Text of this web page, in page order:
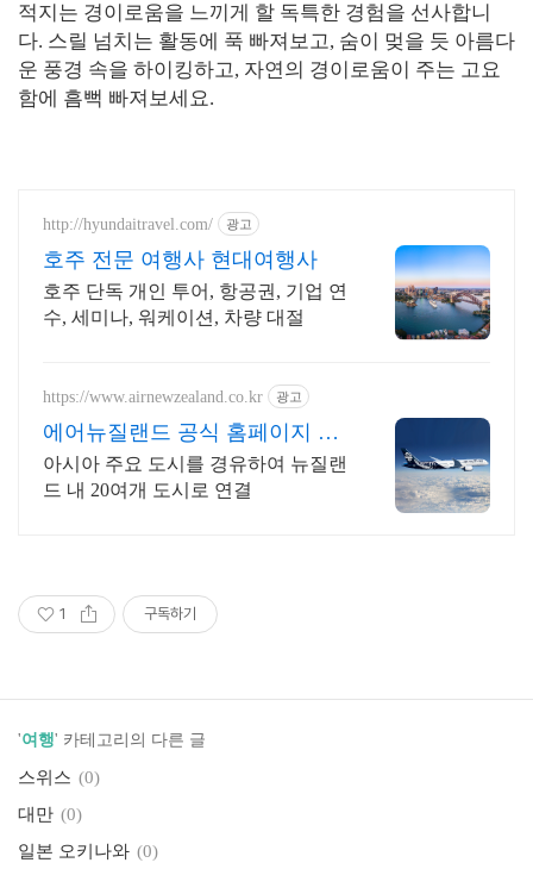
적지는 경이로움을 느끼게 할 독특한 경험을 선사합니
다. 스릴 넘치는 활동에 푹 빠져보고, 숨이 멎을 듯 아름다
운 풍경 속을 하이킹하고, 자연의 경이로움이 주는 고요
함에 흠뻑 빠져보세요.
http://hyundaitravel.com/ 광고
호주 전문 여행사 현대여행사
호주 단독 개인 투어, 항공권, 기업 연
수, 세미나, 워케이션, 차량 대절
https://www.airnewzealand.co.kr 광고
에어뉴질랜드 공식 홈페이지 항
공권 예약 및 여행 정보
아시아 주요 도시를 경유하여 뉴질랜
드 내 20여개 도시로 연결
1 구독하기
'여행' 카테고리의 다른 글
스위스 (0)
대만 (0)
일본 오키나와 (0)